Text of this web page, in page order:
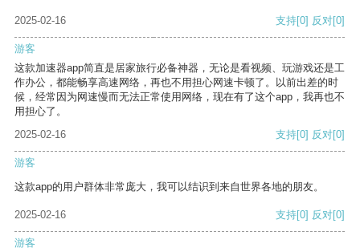
2025-02-16 支持[0] 反对[0]
游客
这款加速器app简直是居家旅行必备神器，无论是看视频、玩游戏还是工
作办公，都能畅享高速网络，再也不用担心网速卡顿了。以前出差的时
候，经常因为网速慢而无法正常使用网络，现在有了这个app，我再也不
用担心了。
2025-02-16
支持[0] 反对[0]
游客
这款app的用户群体非常庞大，我可以结识到来自世界各地的朋友。
2025-02-16 支持[0] 反对[0]
游客